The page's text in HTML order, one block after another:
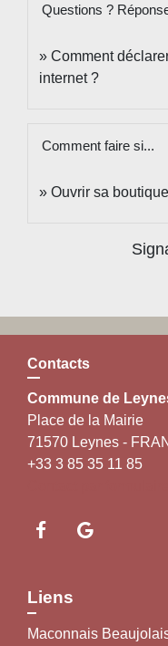
Questions ?
Comment
internet ?
Comment faire si...
Ouvrir sa
Contacts
Commune de
Place de la Mairie
71570 Leynes -
+33 3 85 35 11 85
Liens
Maconnais